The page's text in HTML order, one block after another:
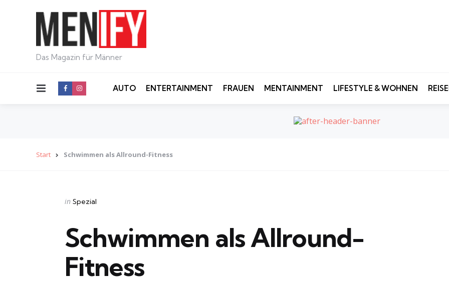
Das Magazin für Männer
Menu AUTO ENTERTAINMENT FRAUEN MENTAINMENT LIFESTYLE & WOHNEN
Start Schwimmen als Allround-Fitness
Categories
Posted
in Spezial
Schwimmen als Allround-
Fitness